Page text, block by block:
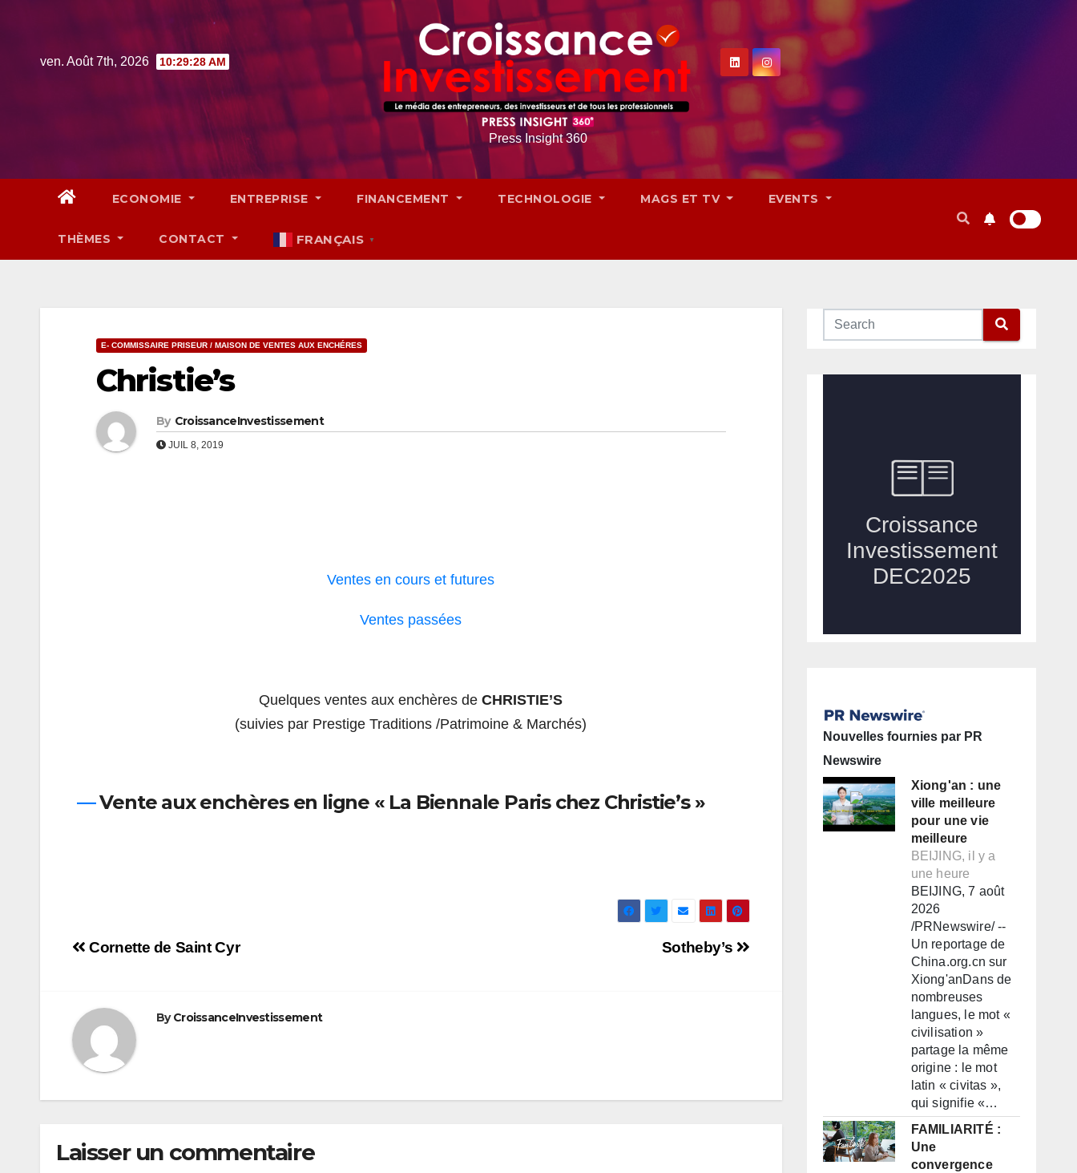
contentven. Août 7th, 2026 10:29:29 AM
Press Insight 360
ECONOMIE ENTREPRISE FINANCEMENT TECHNOLOGIE MAGS ET TV EVENTS
THÈMES CONTACT FRANÇAIS ▼
E- COMMISSAIRE PRISEUR / MAISON DE VENTES AUX ENCHÉRES
Christie’s
By CroissanceInvestissement
JUIL 8, 2019
Ventes en cours et futures
Ventes passées
Quelques ventes aux enchères deCHRISTIE’S
(suivies par Prestige Traditions /Patrimoine & Marchés)
—Vente aux enchères en ligne « La Biennale Paris chez Christie’s »
Navigation
l’article
Sotheby’s
Cornette de Saint Cyr
ByCroissanceInvestissement
Laisser un commentaire
Nouvelles fournies par PR
Newswire
Xiong'an : une
ville meilleure
pour une vie
meilleure
BEIJING, il y a
une heure
BEIJING, 7 août
2026
/PRNewswire/ --
Un reportage de
China.org.cn sur
Xiong'anDans de
nombreuses
langues, le mot «
civilisation »
partage la même
origine : le mot
latin « civitas »,
qui signifie «…
FAMILIARITÉ :
Une
convergence